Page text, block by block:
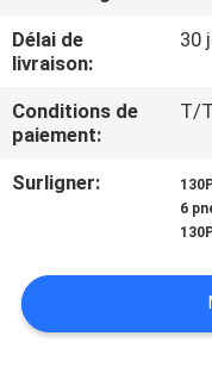
QUALITÉ
NOUS
NOUVELLES
LES
Délai de
livraison:
30
Conditions de
paiement:
T/T
Surligner:
6